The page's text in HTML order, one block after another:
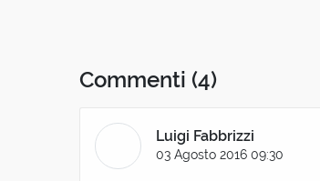
Commenti (4)
Luigi Fabbrizzi
03 Agosto 2016 09:30